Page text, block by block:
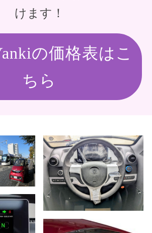
けます！
の価格表はこ
ちら